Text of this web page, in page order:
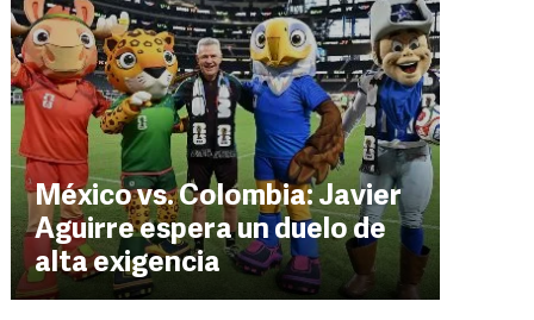
México vs. Colombia: Javier
Aguirre espera un duelo de
alta exigencia